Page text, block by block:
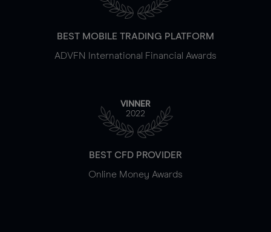
BEST MOBILE TRADING PLATFORM
ADVFN International Financial Awards
VINNER
2022
BEST CFD PROVIDER
Online Money Awards